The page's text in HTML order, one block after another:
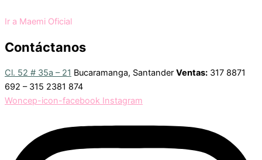
Ir a Maemi Oficial
Contáctanos
Cl. 52 # 35a – 21 Bucaramanga, Santander Ventas: 317 8871
692 – 315 2381 874
Woncep-icon-facebook Instagram